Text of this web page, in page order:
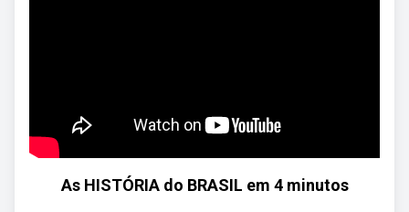
As HISTÓRIA do BRASIL em 4 minutos